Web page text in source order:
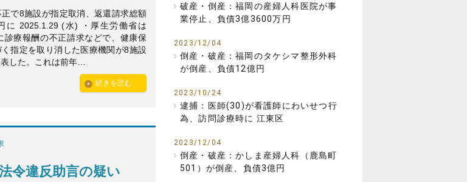
で8施設が指定取消、返還請求総額
に 2025.1.29 (水) ・厚生労働省は
診療報酬の不正請求などで、健康保
く指定を取り消した医療機関が8施設
した。これは前年…
続きを読む
令違反助言の疑い
破産・倒産：福岡の産婦人科医院が事
業停止、負債3億3600万円
2023/12/04
倒産・破産：福岡のタケシマ整形外科
が倒産、負債12億円
2023/10/24
逮捕：医師(30)が看護師にわいせつ行
為、訪問診療時に 江東区
2023/12/04
倒産・破産：かしま産婦人科（鹿島町
501）が倒産、負債3億円